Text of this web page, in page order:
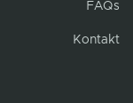
FAQs
Kontakt